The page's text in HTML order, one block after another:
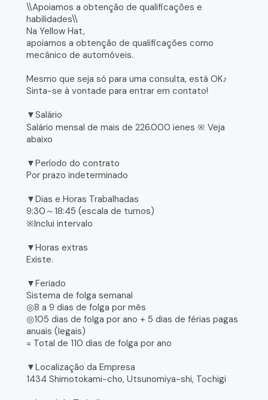
\\Apoiamos a obtenção de qualificações e
habilidades\\
Na Yellow Hat,
apoiamos a obtenção de qualificações como
mecânico de automóveis.
Mesmo que seja só para uma consulta, está OK♪
Sinta-se à vontade para entrar em contato!
▼Salário
Salário mensal de mais de 226.000 ienes ※ Veja
abaixo
▼Período do contrato
Por prazo indeterminado
▼Dias e Horas Trabalhadas
9:30～18:45 (escala de turnos)
※Inclui intervalo
▼Horas extras
Existe.
▼Feriado
Sistema de folga semanal
◎8 a 9 dias de folga por mês
◎105 dias de folga por ano + 5 dias de férias pagas
anuais (legais)
= Total de 110 dias de folga por ano
▼Localização da Empresa
1434 Shimotokami-cho, Utsunomiya-shi, Tochigi